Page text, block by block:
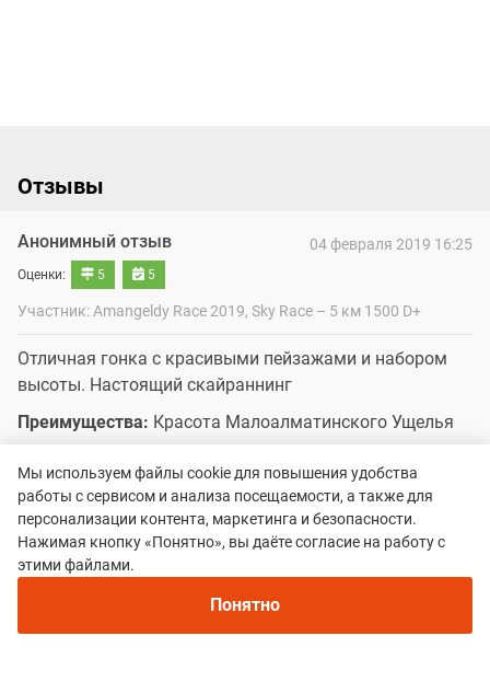
Отзывы
Анонимный отзыв
Оценки: 5 5
04 февраля 2019 16:25
Участник: Amangeldy Race 2019, Sky Race – 5 км 1500 D+
Отличная гонка с красивыми пейзажами и набором
высоты. Настоящий скайраннинг
Преимущества: Красота Малоалматинского Ущелья
Отсутствие медали в 2019
Рекомендуем
Непромокаемые кроссовки для бега зимой и
трейлраннинга 2026. Для города и
Мы используем файлы cookie для повышения удобства
работы с сервисом и анализа посещаемости, а также для
персонализации контента, маркетинга и безопасности.
Нажимая кнопку «Понятно», вы даёте согласие на работу с
этими файлами.
Понятно